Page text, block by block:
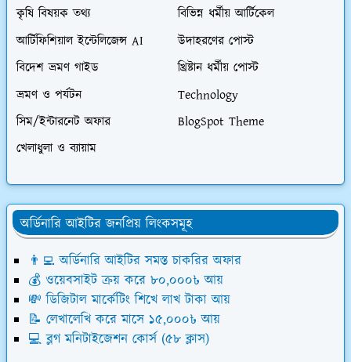
কৃষি বিষয়ক তথ্য
বিভিন্ন ধর্মীয় আর্টিকেল
আর্টিফিশিয়াল ইন্টেলিজেন্স AI
উদাহরণের পোস্ট
বিদেশ ভ্রমণ গাইড
খ্রিষ্টান ধর্মীয় পোস্ট
ভ্রমণ ও পর্যটন
Technology
সিম/ইন্টারনেট অফার
BlogSpot Theme
খেলাধুলা ও ব্যায়াম
অর্ডিনারি আইটির জনপ্রিয় লিংকসমূহ
👨‍💻 অর্ডিনারি আইটির সমস্ত চাকরির অফার
💰 ওয়েবসাইট ক্রয় করে ৮০,০০০৳ আয়
💸 ডিজিটাল মার্কেটিং শিখে লাখ টাকা আয়
📝 লেখালেখি করে মাসে ১৫,০০০৳ আয়
💻 ব্লগ মনিটাইজেশন কোর্স (৫৮ ক্লাস)